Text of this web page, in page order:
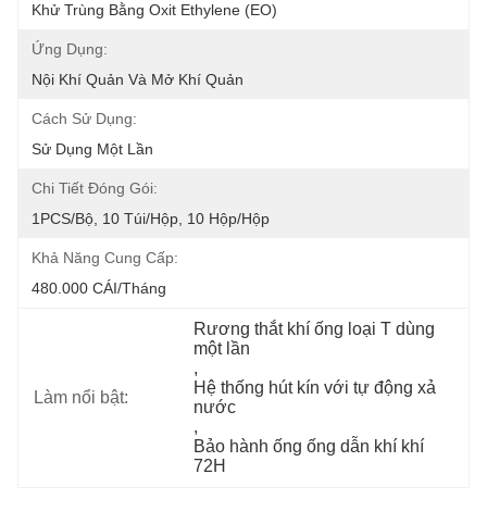
Khử Trùng Bằng Oxit Ethylene (EO)
Ứng Dụng:
Nội Khí Quản Và Mở Khí Quản
Cách Sử Dụng:
Sử Dụng Một Lần
Chi Tiết Đóng Gói:
1PCS/Bộ, 10 Túi/hộp, 10 Hộp/hộp
Khả Năng Cung Cấp:
480.000 CÁI/tháng
Làm nổi bật:
Rương thắt khí ống loại T dùng
một lần
,
Hệ thống hút kín với tự động xả
nước
,
Bảo hành ống ống dẫn khí khí
72H